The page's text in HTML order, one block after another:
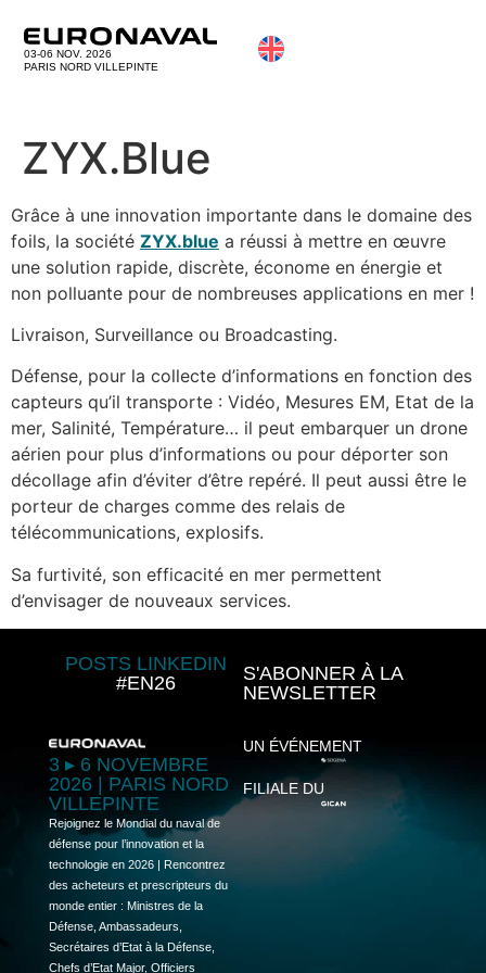
03-06 NOV. 2026
PARIS NORD VILLEPINTE
ZYX.Blue
Grâce à une innovation importante dans le domaine des
foils, la société ZYX.blue a réussi à mettre en œuvre
une solution rapide, discrète, économe en énergie et
non polluante pour de nombreuses applications en mer !
Livraison, Surveillance ou Broadcasting.
Défense, pour la collecte d’informations en fonction des
capteurs qu’il transporte : Vidéo, Mesures EM, Etat de la
mer, Salinité, Température… il peut embarquer un drone
aérien pour plus d’informations ou pour déporter son
décollage afin d’éviter d’être repéré. Il peut aussi être le
porteur de charges comme des relais de
télécommunications, explosifs.
Sa furtivité, son efficacité en mer permettent
d’envisager de nouveaux services.
POSTS LINKEDIN
#EN26
S'ABONNER À LA
NEWSLETTER
3 ▸ 6 NOVEMBRE
2026 | PARIS NORD
VILLEPINTE
Rejoignez le Mondial du naval de
défense pour l’innovation et la
technologie en 2026 | Rencontrez
des acheteurs et prescripteurs du
monde entier : Ministres de la
Défense, Ambassadeurs,
Secrétaires d’Etat à la Défense,
Chefs d’Etat Major, Officiers
UN ÉVÉNEMENT
FILIALE DU